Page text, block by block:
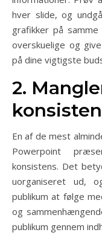
hver slide, og
grafikker på
overskuelige og
på dine vigtigste
2.
En af de mest
Powerpoint
konsistens. Det
uorganiseret ud,
publikum at følge
og
publikum gennem